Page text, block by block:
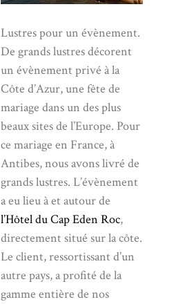
Lustres pour un évènement.
De grands lustres décorent
un évènement privé à la
Côte d’Azur, une fête de
mariage dans un des plus
beaux sites de l’Europe. Pour
ce mariage en France, à
Antibes, nous avons livré de
grands lustres. L’évènement
a eu lieu à et autour de
l’Hôtel du Cap Eden Roc,
directement situé sur la côte.
Le client, ressortissant d’un
autre pays, a profité de la
gamme entière de nos